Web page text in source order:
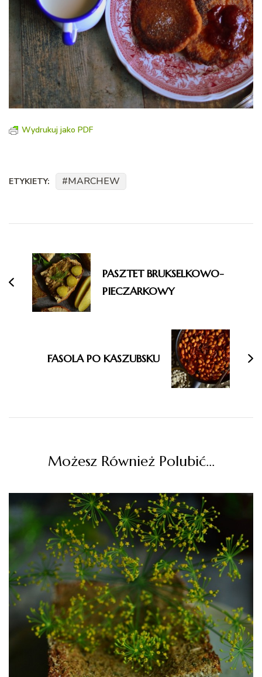
Wydrukuj jako PDF
ETYKIETY: MARCHEW
wpisu
PASZTET BRUKSELKOWO-
PIECZARKOWY
FASOLA PO KASZUBSKU
Możesz Również Polubić…